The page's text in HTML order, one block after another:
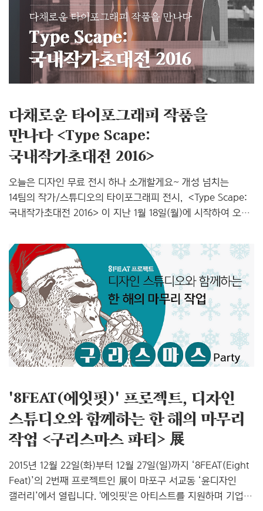
스튜디오의 경우, 자신의 포트폴리오와 능력을 내세워
홍보하지만, 새로운 프로젝트를 찾아 따내는 일은 만만치
않습니다. 하지만, 이제 조금 더 쉬워질 것 같습니다.
디자이너를 찾는 기업과 프로젝트를 찾는 디자이너를 위한
연합형 크리에이티브 컨설턴시 ‘디자이너스타입
(DESIGNERSTYPE)’과 함께라면 말입니다. 연합..
다채로운 타이포그래피 작품을
만나다 <Type Scape:
국내작가초대전 2016＞
오늘은 디자인 무료 전시 하나 소개할게요~ 개성 넘치는
14팀의 작가/스튜디오의 타이포그래피 전시, ＜Type Scape:
국내작가초대전 2016＞이 지난 1월 18일(월)에 시작하여 오는
열린답니다. 이번 전시는 타이포그래피의 가독성만을 목적을
두는 것이 아닌 디자인적으로 우수한 조형성을 두루 갖춘
현대에 확장된 의미의 타이포그래피를 생각해 보는 시간을
가져볼 수 있다고 해요. 대표적으로, 정형화되지 않는 실험적인
문자, 형식을 파괴한 형이상학적 패턴으로써의 문자 그리고
종이나 웹이 아닌 우리가 생각해보지 못한 특정한 매체를
이용하여 표현하는 등 현재에도 활발하게 활동하고 있는
디자이너들의 생각으로 재해석한 다채로운 타이포그래피
작품들을 만나볼 ..
'8FEAT(에잇핏)' 프로젝트, 디자인
스튜디오와 함께하는 한 해의 마무리
작업 <구리스마스 파티> 展
2015년 12월 22일(화)부터 12월 27일(일)까지 ‘8FEAT(Eight
Feat)’의 2번째 프로젝트인 展이 마포구 서교동 ‘윤디자인
갤러리’에서 열립니다. '에잇핏'은 아티스트를 지원하며 기업,